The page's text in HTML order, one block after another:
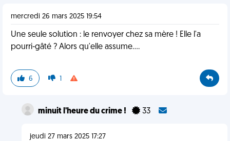
mercredi 26 mars 2025 19:54
Une seule solution : le renvoyer chez sa mère ! Elle l'a
pourri-gâté ? Alors qu'elle assume....
6 1
minuit l'heure du crime ! 33
jeudi 27 mars 2025 17:27